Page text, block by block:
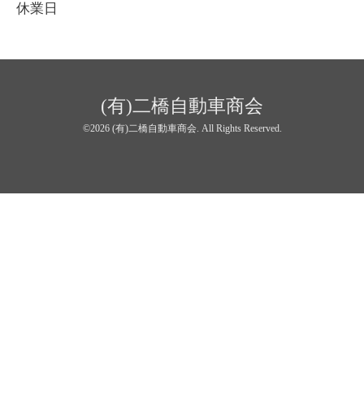
休業日
(有)二橋自動車商会
©2026 (有)二橋自動車商会. All Rights Reserved.